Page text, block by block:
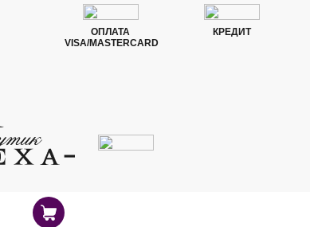
ОПЛАТА
VISA/MASTERCARD
КРЕДИТ